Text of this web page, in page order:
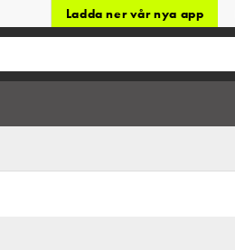
Ladda ner vår nya app